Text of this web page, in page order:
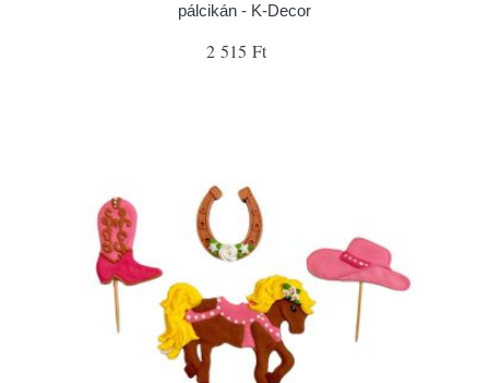
pálcikán - K-Decor
2 515 Ft